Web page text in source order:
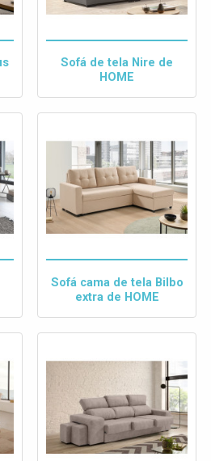
Sofá de tela Nire de
HOME
Sofá cama de tela Bilbo
extra de HOME